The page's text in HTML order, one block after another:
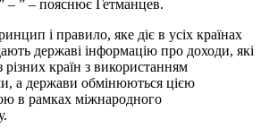
– ” – пояснює Гетманцев.
і правило, яке діє в усіх країнах
державі інформацію про доходи, які
країн з використанням
а держави обмінюються цією
в рамках міжнародного